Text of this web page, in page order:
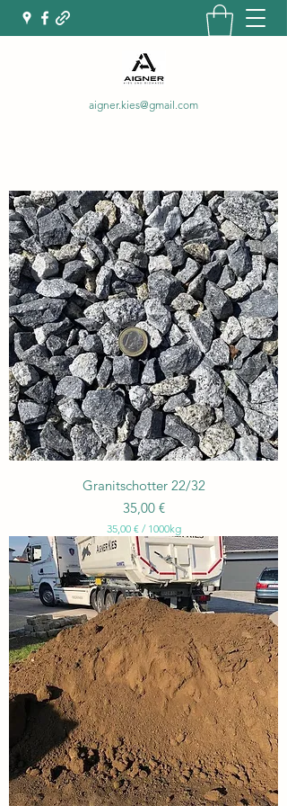
aigner.kies@gmail.com
Granitschotter 22/32
Preis
35,00 €
35,00 € / 1000kg
3
5
,
0
0
€
p
r
o
1
0
0
0
K
i
l
o
g